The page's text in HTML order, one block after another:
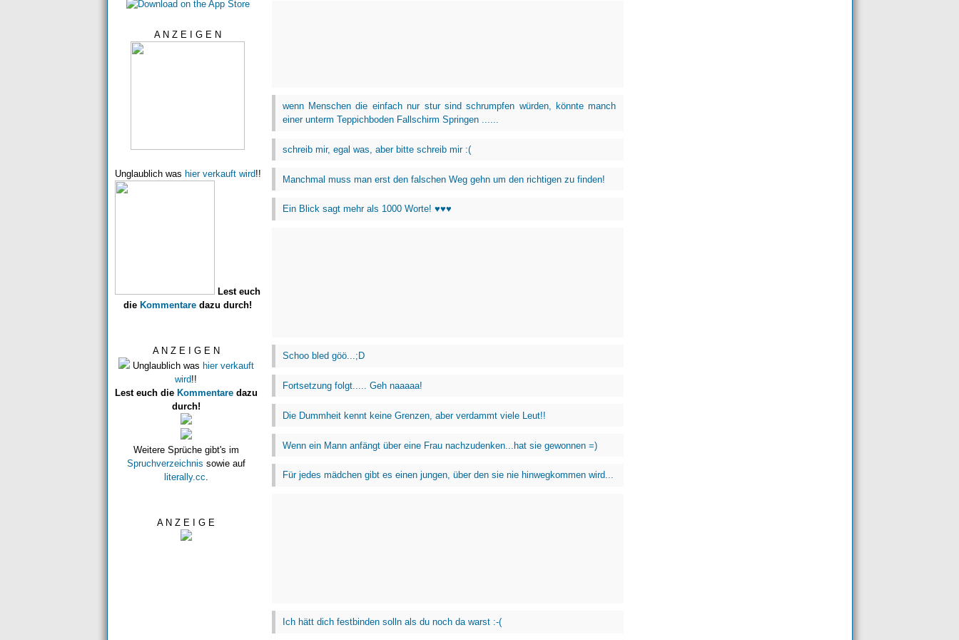
A N Z E I G E N
Unglaublich was hier verkauft wird!!
Lest euch
die Kommentare dazu durch!
A N Z E I G E N
Unglaublich was hier verkauft
wird!!
Lest euch die Kommentaredazu
durch!
Weitere Sprüche gibt's im
Spruchverzeichnis sowie auf
literally.cc
A N Z E I G E
wenn Menschen die einfach nur stur sind schrumpfen würden, könnte manch
einer unterm Teppichboden Fallschirm Springen ......
schreib mir, egal was, aber bitte schreib mir :(
Manchmal muss man erst den falschen Weg gehn um den richtigen zu finden!
Ein Blick sagt mehr als 1000 Worte! ♥♥♥
Schoo bled göö...;D
Fortsetzung folgt..... Geh naaaaa!
Die Dummheit kennt keine Grenzen, aber verdammt viele Leut!!
Wenn ein Mann anfängt über eine Frau nachzudenken...hat sie gewonnen =)
Für jedes mädchen gibt es einen jungen, über den sie nie hinwegkommen wird...
Ich hätt dich festbinden solln als du noch da warst :-(